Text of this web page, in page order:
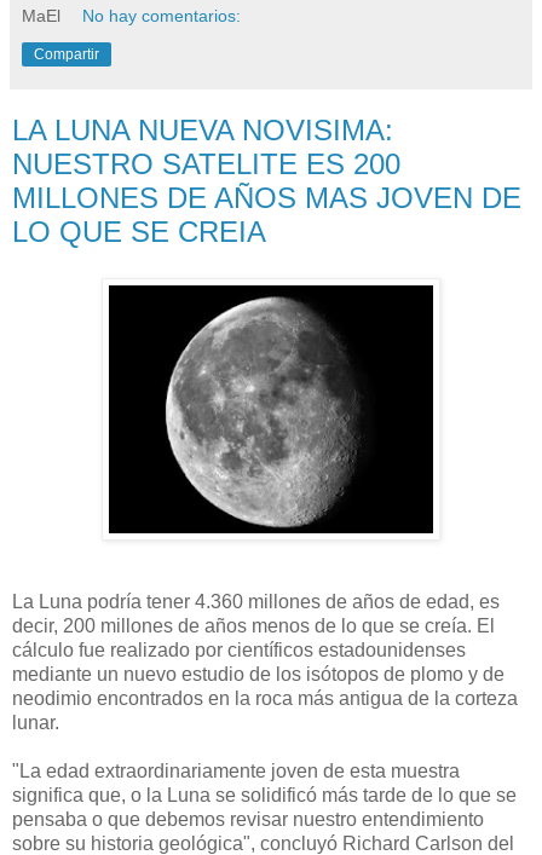
MaEl No hay comentarios:
Compartir
LA LUNA NUEVA NOVISIMA:
NUESTRO SATELITE ES 200
MILLONES DE AÑOS MAS JOVEN DE
LO QUE SE CREIA
La Luna podría tener 4.360 millones de años de edad, es
decir, 200 millones de años menos de lo que se creía. El
cálculo fue realizado por científicos estadounidenses
mediante un nuevo estudio de los isótopos de plomo y de
neodimio encontrados en la roca más antigua de la corteza
lunar.
"La edad extraordinariamente joven de esta muestra
significa que, o la Luna se solidificó más tarde de lo que se
pensaba o que debemos revisar nuestro entendimiento
sobre su historia geológica", concluyó Richard Carlson del